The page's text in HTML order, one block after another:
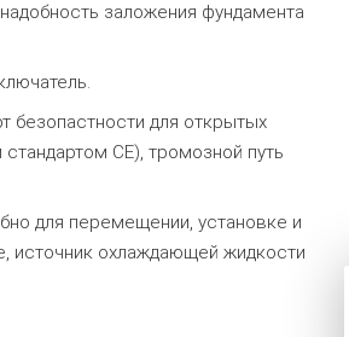
заложения фундамента
безопастности для открытых
CE), тромозной путь
для перемещении, установке и
источник охлаждающей жидкости